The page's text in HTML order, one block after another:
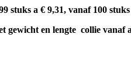
stuks a € 9,31, vanaf 100
en lengte collie vanaf